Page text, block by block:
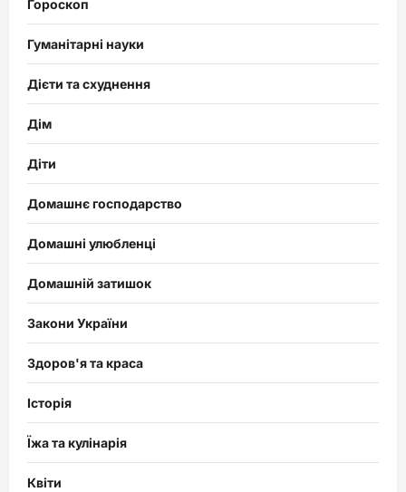
Гороскоп
Гуманітарні науки
Дієти та схуднення
Дім
Діти
Домашнє господарство
Домашні улюбленці
Домашній затишок
Закони України
Здоров'я та краса
Історія
Їжа та кулінарія
Квіти